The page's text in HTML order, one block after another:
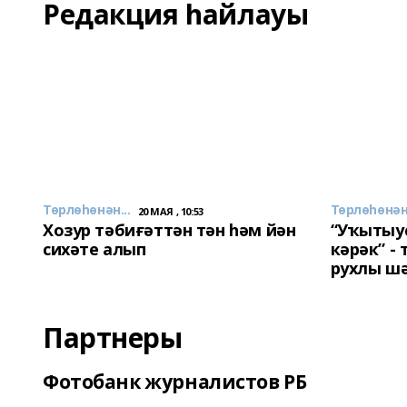
Редакция һайлауы
Төрлөһөнән... 20 МАЯ , 10:53
Хозур тәбиғәттән тән һәм йән
сихәте алып
кәрәк” -
рухлы
Партнеры
Фотобанк журналистов РБ